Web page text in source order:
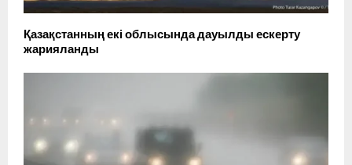
Қазақстанның екі облысында дауылды ескерту
жарияланды